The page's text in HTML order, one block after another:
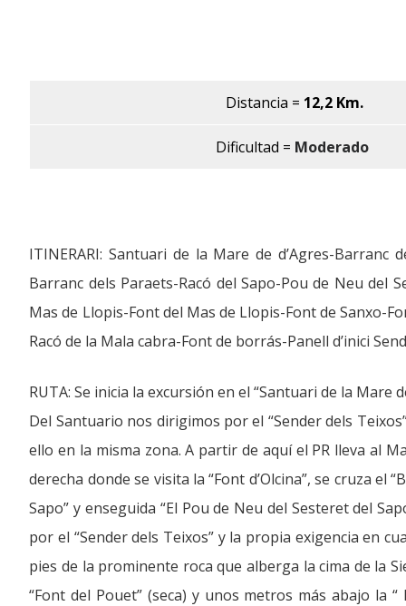
Distancia = 12,2 Km.
Dificultad = Moderado
ITINERARI: Santuari de la Mare de d’Agres-Barranc
Barranc dels Paraets-Racó del Sapo-Pou de Neu del
Mas de Llopis-Font del Mas de Llopis-Font de Sanxo-
Racó de la Mala cabra-Font de borrás-Panell d’inici
RUTA: Se inicia la excursión en el “Santuari de la Mare
Del Santuario nos dirigimos por el “Sender dels
ello en la misma zona. A partir de aquí el PR lleva al
derecha donde se visita la “Font d’Olcina”, se cruza el
Sapo” y enseguida “El Pou de Neu del Sesteret del
por el “Sender dels Teixos” y la propia exigencia en
pies de la prominente roca que alberga la cima de la
“Font del Pouet” (seca) y unos metros más abajo la